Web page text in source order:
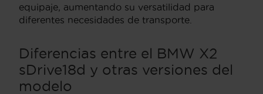
equipaje, aumentando su versatilidad para
diferentes necesidades de transporte.
Diferencias entre el BMW X2
sDrive18d y otras versiones del
modelo